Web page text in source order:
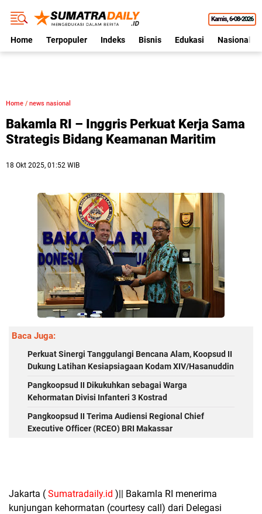
Kamis 6•08•2026
Home Terpopuler Indeks Bisnis Edukasi Nasional
Home / news nasional
Bakamla RI – Inggris Perkuat Kerja Sama
Strategis Bidang Keamanan Maritim
18 Okt 2025, 01:52 WIB
Baca Juga:
Perkuat Sinergi Tanggulangi Bencana Alam, Koopsud II
Dukung Latihan Kesiapsiagaan Kodam XIV/Hasanuddin
Pangkoopsud II Dikukuhkan sebagai Warga
Kehormatan Divisi Infanteri 3 Kostrad
Pangkoopsud II Terima Audiensi Regional Chief
Executive Officer (RCEO) BRI Makassar
Jakarta ( Sumatradaily.id )|| Bakamla RI menerima
kunjungan kehormatan (courtesy call) dari Delegasi